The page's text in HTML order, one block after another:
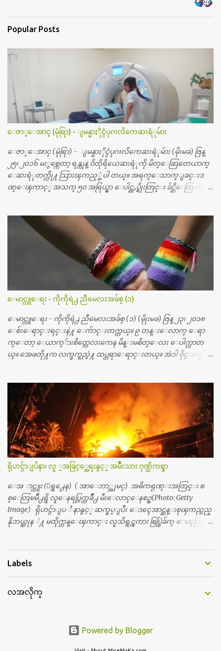
Popular Posts
ေဇာ္ေအာင္ (မုံရြာ) - ျမန္မာႏိုင္ငံပုဂၢလိကေဆးရံုမ်ား
ေဇာ္ေအာင္ (မုံရြာ) - ျမန္မာႏိုင္ငံပုဂၢလိကေဆးရံုမ်ား (မိုးမခ) ဇြန္
၂၅၊ ၂၀၁၆ မႏွစ္ကေတာ့ ရန္ကုန္ ဝိတိုရိယေဆးရံုကို မိတ္ေဆြတေယာက္
ေဆးရံုတက္လို႔ သြားၾကည့္ခဲ့ပါ တယ္။ အရက္ေသာက္ျခင္းဒ
ဏ္ေၾကာင့္ အသက္ ၅၀ အရြယ္မွာ ေပါင္ညႇပ္ရိုးတြင္း ခ်င္ဆီေတြ ကုန္ခ
စၿပီး၊ အာရွေတာ္ဝင္ခြဲစိတ္ခန္းကို ငွားရမ္းခြဲစိတ္ အရိုးအစားထိုးကုပါတ
ယ္။ ေဆးစစ္၊ေဆးဝယ္၊ ခြဲစိတ္ကု၊ အရိုးအစားထိုးပစၥည္း စတဲ့စရိ
တ္ေတြနဲ႔ေဆးရံုမွာ ၂ ပတ္ေနထိုင္စရိတ္ သိန္း ၇၀ ေလာက္ ကုန္သြား
ပါတယ္။ သူငယ္ခ်င္းျဖစ္သူကို လာေတြ႔ရင္း ဟိုတယ္လို သန္႔ရွင္းသ
ပ္ရပ္တဲ့ ဝိတိုရိယေဆးရံုမွာ စီတီစကင္ နဲ႔ အမ္အာအိုင္1 စက္ခန္းကိုေ
တြ႔လို႔ေမးၾကည့္ေတာ့ တခါစမ္းရင္ က်ပ္တသိန္းေက်ာ္ က်သင့္
တယ္သိရပါတယ္။ တခါတေလ ကိုယ္လက္ေျခ၊ ဦးေႏွာက္ေတြ အေသး
စိတ္ၾကည့္လိုရင္ ဒီစက္ၾကီးေတြနဲ႔ စမ္းသပ္ရပါတယ္။ ခႏၱာကိုယ္အစိတ္ပို
င္း ကလီစာေတြကိုၾကည့္ရႈတဲ့ အာလထရာေဆာင္း2 စက္ေတြ
ကေတာ့ ေစ်းသိပ္မႀကီးလို႔ ျမန္မာျပည္ေဆးရံုတိုင္းရွိပါတယ္။
တစ္ခါစမ္းရင္ က်ပ္တစ္ေသာင္းေလာက္ က်သင့္ပါတယ္။ စာေရးသူ လြ
န္ခဲ့တဲ့ (၂)...
ေမာင္လူေရး - ကိုကိုရဲ႕ ညီမေလးအခ်စ္ (၁)
ေမာင္လူေရး - ကိုကိုရဲ႕ ညီမေလးအခ်စ္ (၁) (မိုုးမခ) ဇြန္ ၂၃၊ ၂၀၁၈
ေစ်းေရာင္းရင္းနဲ႔ ေက်ာင္းတက္တယ္။ ၉ တန္းေလာက္ ေရာ
က္ေတာ့ ေယာက္်ားစိတ္ကေလးကေန မိန္းမစိတ္ေလး ေပါက္လာတ
ယ္။ အေဖတို႔က လက္ဖက္ရည္နဲ႔ ထပ္တရာေရာင္းတယ္။ အဲဒါ ဝိုင္းကူ
တယ္။ ပန္းပန္တယ္။ မိန္းကေလး အဝတ္အစားေတြကိုလည္း ခုိးဝတ္တ
ယ္။ မိန္းမစိတ္ရွိေတာ့ ရွိေပမယ့္ ကိုယ့္ကိုယ္ကို မိန္းမစိတ္ေပါက္မွန္း
သိတာက ၉ တန္း၊ ၁၀ တန္းေလာက္ကမွ။ ညီအစ္ကို ေမာင္နွမ အားလံုး ၆
ေယာက္ရွိတယ္။ အစ္ကို ၃ ေယာက္၊ အစ္မ ႏွစ္ေယာက္။ အစ္ကိုေတြက
လည္း သူ႔ အေပါင္းအသင္းနဲ႔ သူဆိုေတာ့ အမေတြနဲ႔ဘဲ ေပါ
င္းတယ္။ ျပီးေတာ့ အေဖကလည္း ေယာက္်ားဆုိ ေယာ
က္်ားေလးလုိဘဲ ေနေစခ်င္တယ္။ အေဖ့ကို ေၾကာက္လည္း ေၾကာ
က္ရတယ္။ ေယာက္်ားဘဝဆုိတာ ျမင့္ျမတ္တယ္ေပါ့။ ေယာ
က္်ားေလး စိတ္လည္း ရွိေအာင္ ဘာသာေရးလည္း လုိက္စားေအာင္
တန္ခူးလဆုိ တစ္လလံုး ကိုရင္ ဝတ္ခုိင္းတယ္။ ေက်ာင္းမွာဆုိရင္ ေ
ယာက္်ားေလးေတြက ကိုယ့္ကို ဘာပဲျဖစ္ျဖစ္ မၾကားတၾကား စ
ရင္စတယ္။ အေျခာက္ ဘာညာေပါ့၊ အာ့့လုိေလးေတြ စတာေပါ့။
ရိုဟင္ဂ်ာျပႆနာ၊ လူ ့အခြင့္အေရးနွင့္ အမ်ိဳးသား ဂုဏ္သိကၡာ
ေအ ာင္ထူး (ေရွ႕ေန) ( အာေဘာ္အျမင္) အဓိကရုဏ္းအတြင္း စ
စ္ေတြၿမိဳ႕ရွိ လူေနရပ္ကြက္တခ်ိဳ႕ မီးေလာင္ေနစဥ္(Photo: Getty
Image) ရိုဟင္ဂ်ာျပ ႆ နာနွင့္ ဆက္စပ္ျပီး ေဒၚေအာင္ဆန္းစုၾကည္သည္
နိုဘယ္ဆုန ဲ႔ မထိုက္တန္ေၾကာင္း လူသိရွင္ၾကား စြပ္စြဲခ်က္ ေပၚထြက္လာ
စ္ေနပံုမ်ား၊ ဘဂၤလားေဒ႕ရွ္ နိုင္ငံဘက္သုိ႕ ေလွျဖင့္ကူးေျပးရန္
ထုပ္ တေယာက္ တထုပ္ ေ ပး၍ ေရထဲ သို႔ ျပန္ ေ မာင္းထုတ္လိုက္သျ
ဂ်ာဇီးရား နိုင္ငံတကာ ရုပ္သံလႊင့္ဌာနက ရိုဟင္ဂ်ာျပသနာကို ေလ့လာလု
Labels
လအလိုက္
Powered by Blogger